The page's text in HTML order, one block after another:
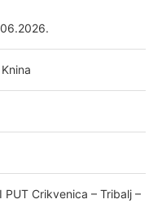
PUT Crikvenica – Tribalj –